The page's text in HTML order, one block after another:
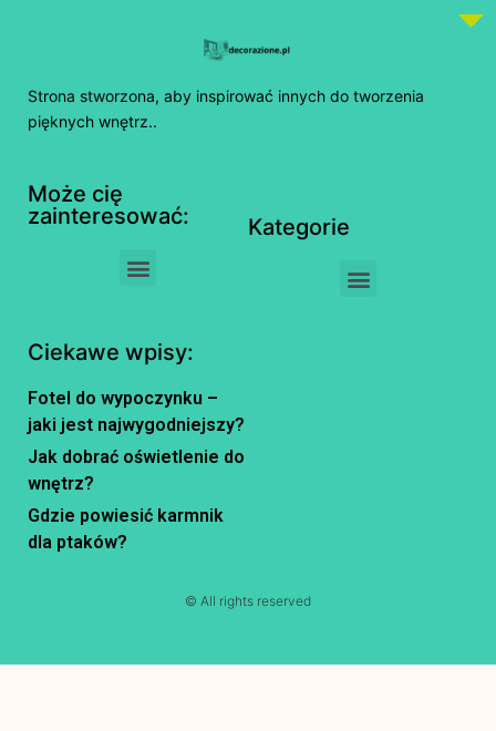
Strona stworzona, aby inspirować innych do tworzenia
pięknych wnętrz..
Może cię
zainteresować:
Kategorie
Ciekawe wpisy:
Fotel do wypoczynku –
jaki jest najwygodniejszy?
Jak dobrać oświetlenie do
wnętrz?
Gdzie powiesić karmnik
dla ptaków?
© All rights reserved